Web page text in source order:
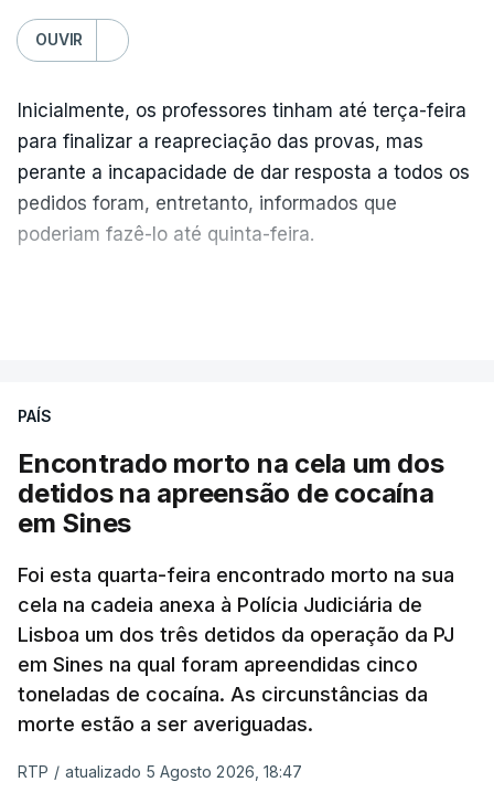
OUVIR
Inicialmente, os professores tinham até terça-feira
para finalizar a reapreciação das provas, mas
perante a incapacidade de dar resposta a todos os
pedidos foram, entretanto, informados que
poderiam fazê-lo até quinta-feira.
No domingo, estavam concluídos cerca de 50 por
cento dos mais de 20 mil pedidos de reapreciação,
mas Cristina Mota, porta-voz da Missão Escola
Pública, tem dúvidas de que o processo esteja
"Durante o fim de semana e nos últimos dias,
apercebamo-nos que ainda estão a ser
convocados professores para reapreciações"
disse a professora à agência Lusa."Será
praticamente impossível termos a totalidade
PAÍS
Encontrado morto na cela um dos
detidos na apreensão de cocaína
em Sines
Foi esta quarta-feira encontrado morto na sua
cela na cadeia anexa à Polícia Judiciária de
Lisboa um dos três detidos da operação da PJ
em Sines na qual foram apreendidas cinco
toneladas de cocaína. As circunstâncias da
morte estão a ser averiguadas.
RTP / atualizado 5 Agosto 2026, 18:47